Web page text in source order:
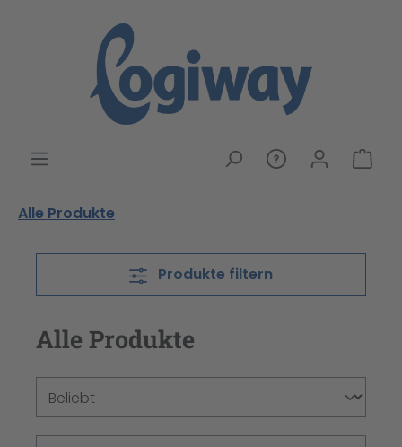
Alle Produkte
Produkte filtern
Alle Produkte